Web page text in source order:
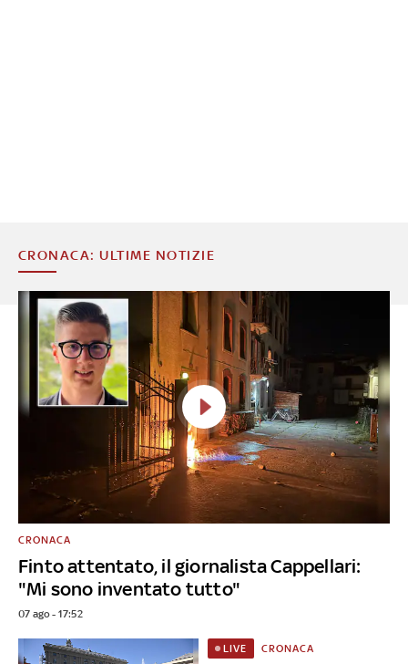
CRONACA: ULTIME NOTIZIE
Finto attentato, il giornalista Cappellari:
"Mi sono inventato tutto"
CRONACA
07 ago - 17:52
LIVE CRONACA